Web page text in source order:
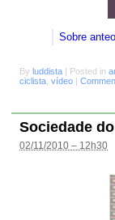
Sobre
By luddista Posted in
ciclista vídeo
Sociedade
02/11/2010 – 12h30